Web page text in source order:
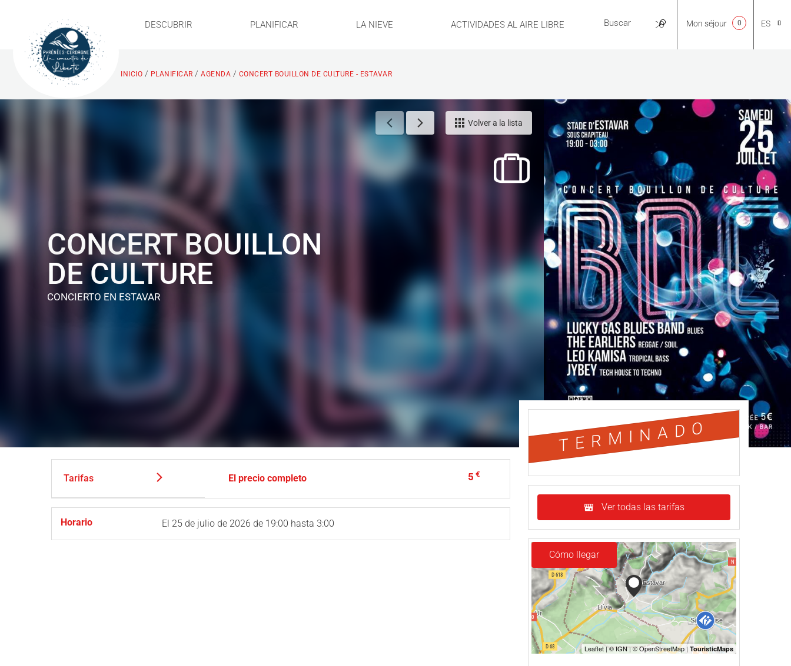
DESCUBRIR PLANIFICAR LA NIEVE ACTIVIDADES AL AIRE LIBRE PRÁCTICO
NL
EN
FR
ES
Mon séjour 0
INICIO / PLANIFICAR / AGENDA / CONCERT BOUILLON DE CULTURE - ESTAVAR
Volver a la lista
CONCERT BOUILLON
DE CULTURE
CONCIERTO EN ESTAVAR
Tarifas El precio completo 5 €
Horario El 25 de julio de 2026 de 19:00 hasta 3:00
TERMINADO
Ver todas las tarifas
Cómo llegar